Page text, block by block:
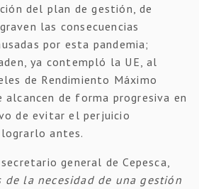
del plan de gestión, de
las consecuencias
por esta pandemia;
ya contempló la UE, al
de Rendimiento Máximo
alcancen de forma progresiva en
de evitar el perjuicio
antes.
general de Cepesca,
de la necesidad de una gestión